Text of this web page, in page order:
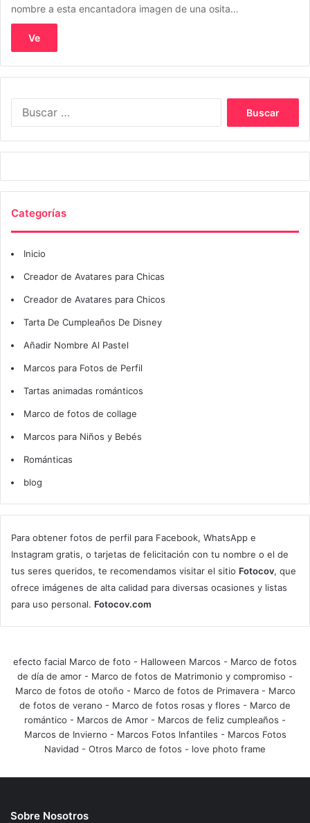
nombre a esta encantadora imagen de una osita…
Ve
Categorías
Inicio
Creador de Avatares para Chicas
Creador de Avatares para Chicos
Tarta De Cumpleaños De Disney
Añadir Nombre Al Pastel
Marcos para Fotos de Perfil
Tartas animadas románticos
Marco de fotos de collage
Marcos para Niños y Bebés
Románticas
blog
Para obtener fotos de perfil para Facebook, WhatsApp e
Instagram gratis, o tarjetas de felicitación con tu nombre o el de
tus seres queridos, te recomendamos visitar el sitio Fotocov, que
ofrece imágenes de alta calidad para diversas ocasiones y listas
para uso personal. Fotocov.com
efecto facial Marco de foto - Halloween Marcos - Marco de fotos
de día de amor - Marco de fotos de Matrimonio y compromiso -
Marco de fotos de otoño - Marco de fotos de Primavera- Marco
de fotos de verano - Marco de fotos rosas y flores - Marco de
romántico - Marcos de Amor - Marcos de feliz cumpleaños -
Marcos de Invierno - Marcos Fotos Infantiles - Marcos Fotos
Navidad - Otros Marco de fotos - love photo frame
Sobre Nosotros